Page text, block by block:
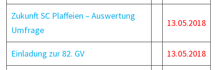
Zukunft SC Plaffeien – Auswertung
Umfrage
13.05.2018
Einladung zur 82. GV 13.05.2018